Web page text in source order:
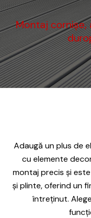
Montaj
Adaugă un plus de
cu elemente
montaj precis și
și plinte, oferind un
întreținut.